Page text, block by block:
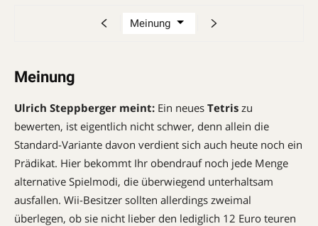
Meinung
Ulrich Steppberger meint: Ein neues Tetris zu
bewerten, ist eigentlich nicht schwer, denn allein die
Standard-Variante davon verdient sich auch heute noch ein
Prädikat. Hier bekommt Ihr obendrauf noch jede Menge
alternative Spielmodi, die überwiegend unterhaltsam
ausfallen. Wii-Besitzer sollten allerdings zweimal
überlegen, ob sie nicht lieber den lediglich 12 Euro teuren